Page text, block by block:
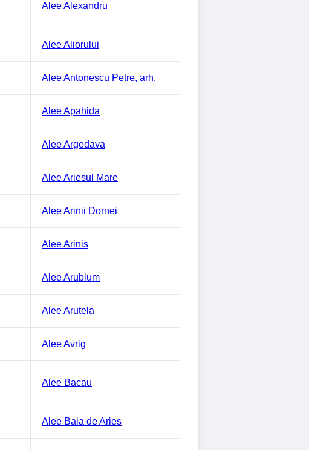
Alee Alexandru
Alee Aliorului
Alee Antonescu Petre, arh.
Alee Apahida
Alee Argedava
Alee Ariesul Mare
Alee Arinii Dornei
Alee Arinis
Alee Arubium
Alee Arutela
Alee Avrig
Alee Bacau
Alee Baia de Aries